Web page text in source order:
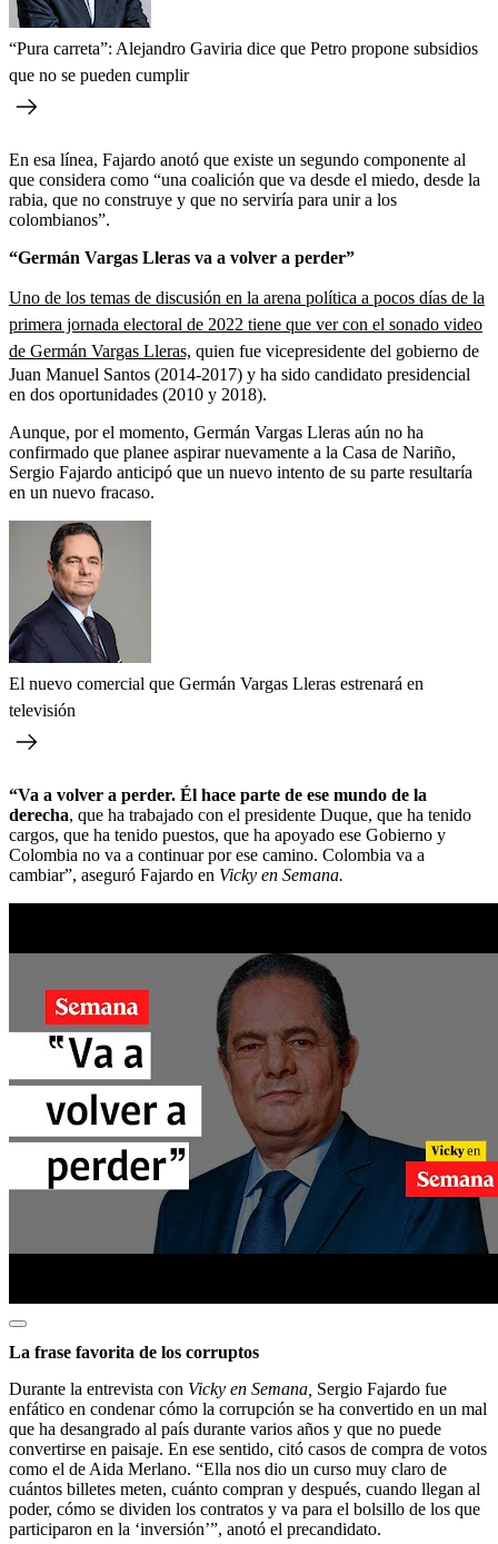
“Pura carreta”: Alejandro Gaviria dice que Petro propone subsidios
que no se pueden cumplir
En esa línea, Fajardo anotó que existe un segundo componente al
que considera como “una coalición que va desde el miedo, desde la
rabia, que no construye y que no serviría para unir a los
colombianos”.
“Germán Vargas Lleras va a volver a perder”
Uno de los temas de discusión en la arena política a pocos días de la
primera jornada electoral de 2022 tiene que ver con el sonado video
de Germán Vargas Lleras, quien fue vicepresidente del gobierno de
Juan Manuel Santos (2014-2017) y ha sido candidato presidencial
en dos oportunidades (2010 y 2018).
Aunque, por el momento, Germán Vargas Lleras aún no ha
confirmado que planee aspirar nuevamente a la Casa de Nariño,
Sergio Fajardo anticipó que un nuevo intento de su parte resultaría
en un nuevo fracaso.
El nuevo comercial que Germán Vargas Lleras estrenará en
televisión
“Va a volver a perder. Él hace parte de ese mundo de la
derecha, que ha trabajado con el presidente Duque, que ha tenido
cargos, que ha tenido puestos, que ha apoyado ese Gobierno y
Colombia no va a continuar por ese camino. Colombia va a
cambiar”, aseguró Fajardo en Vicky en Semana.
La frase favorita de los corruptos
Durante la entrevista con Vicky en Semana, Sergio Fajardo fue
enfático en condenar cómo la corrupción se ha convertido en un mal
que ha desangrado al país durante varios años y que no puede
convertirse en paisaje. En ese sentido, citó casos de compra de votos
como el de Aida Merlano. “Ella nos dio un curso muy claro de
cuántos billetes meten, cuánto compran y después, cuando llegan al
poder, cómo se dividen los contratos y va para el bolsillo de los que
participaron en la ‘inversión’”, anotó el precandidato.